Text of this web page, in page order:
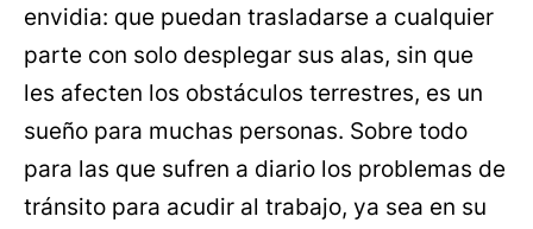
envidia: que puedan trasladarse a cualquier
parte con solo desplegar sus alas, sin que
les afecten los obstáculos terrestres, es un
sueño para muchas personas. Sobre todo
para las que sufren a diario los problemas de
tránsito para acudir al trabajo, ya sea en su